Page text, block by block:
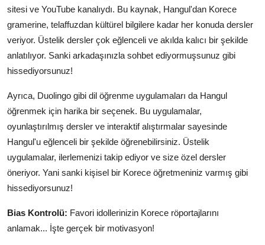
sitesi ve YouTube kanalıydı. Bu kaynak, Hangul'dan Korece
gramerine, telaffuzdan kültürel bilgilere kadar her konuda dersler
veriyor. Üstelik dersler çok eğlenceli ve akılda kalıcı bir şekilde
anlatılıyor. Sanki arkadaşınızla sohbet ediyormuşsunuz gibi
hissediyorsunuz!
Ayrıca, Duolingo gibi dil öğrenme uygulamaları da Hangul
öğrenmek için harika bir seçenek. Bu uygulamalar,
oyunlaştırılmış dersler ve interaktif alıştırmalar sayesinde
Hangul'u eğlenceli bir şekilde öğrenebilirsiniz. Üstelik
uygulamalar, ilerlemenizi takip ediyor ve size özel dersler
öneriyor. Yani sanki kişisel bir Korece öğretmeniniz varmış gibi
hissediyorsunuz!
Bias Kontrolü: Favori idollerinizin Korece röportajlarını
anlamak... İşte gerçek bir motivasyon!